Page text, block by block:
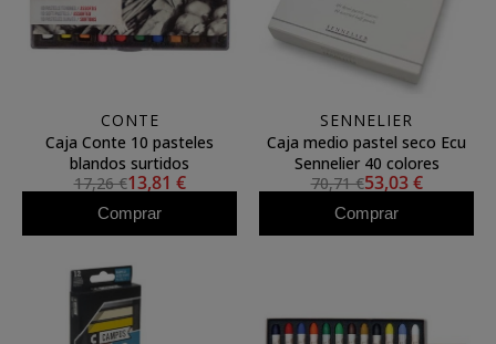
CONTE
Caja Conte 10 pasteles
blandos surtidos
17,26 €13,81 €
Comprar
SENNELIER
Caja medio pastel seco Ecu
Sennelier 40 colores
70,71 €53,03 €
Comprar